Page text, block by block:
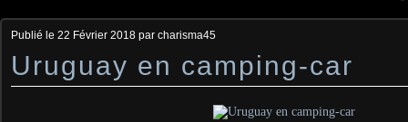
Publié le 22 Février 2018 par charisma45
Uruguay en camping-car